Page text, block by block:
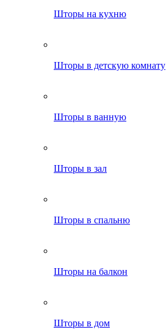
Шторы на кухню
Шторы в детскую комнату
Шторы в ванную
Шторы в зал
Шторы в спальню
Шторы на балкон
Шторы в дом